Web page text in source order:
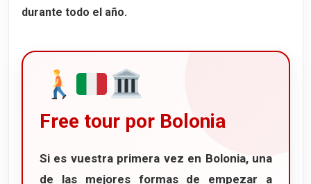
durante todo el año.
Free tour por Bolonia
Si es vuestra primera vez en Bolonia, una
de las mejores formas de empezar a